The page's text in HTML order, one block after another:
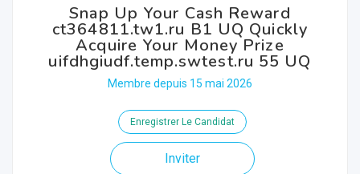
Snap Up Your Cash Reward
ct364811.tw1.ru B1 UQ Quickly
Acquire Your Money Prize
uifdhgiudf.temp.swtest.ru 55 UQ
Membre depuis 15 mai 2026
Enregistrer Le Candidat
Inviter